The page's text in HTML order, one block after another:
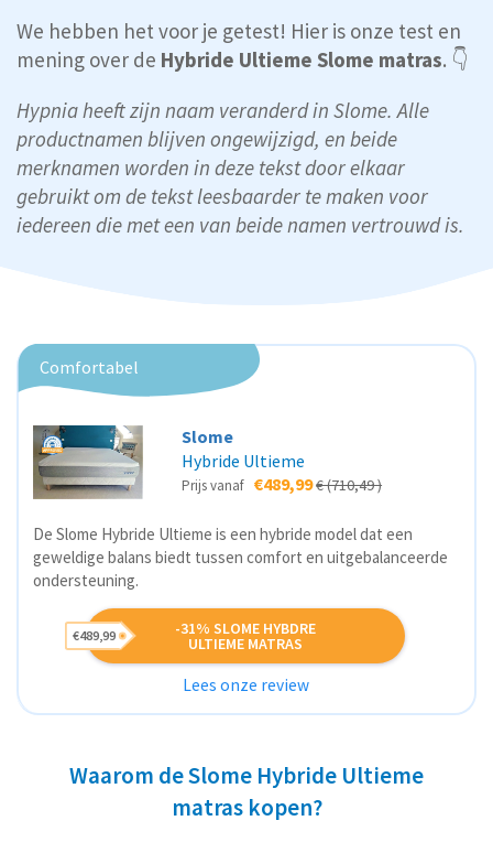
We hebben het voor je getest! Hier is onze test en
mening over de Hybride Ultieme Slome matras. 👇
Hypnia heeft zijn naam veranderd in Slome. Alle
productnamen blijven ongewijzigd, en beide
merknamen worden in deze tekst door elkaar
gebruikt om de tekst leesbaarder te maken voor
iedereen die met een van beide namen vertrouwd is.
Comfortabel
Slome
Hybride Ultieme
Prijs vanaf €489,99€ (710,49 )
De Slome Hybride Ultieme is een hybride model dat een
geweldige balans biedt tussen comfort en uitgebalanceerde
ondersteuning.
-31% SLOME HYBDRE
ULTIEME MATRAS
€489,99
Lees onze review
Waarom de Slome Hybride Ultieme
matras kopen?